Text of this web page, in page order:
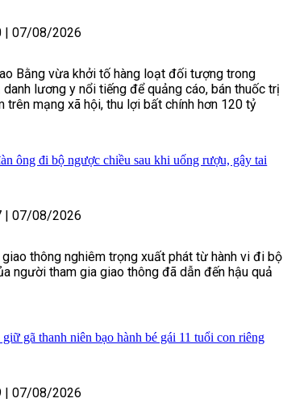
07/08/2026
Bằng vừa khởi tố hàng loạt đối tượng trong
lương y nổi tiếng để quảng cáo, bán thuốc trị
trên mạng xã hội, thu lợi bất chính hơn 120 tỷ
ông đi bộ ngược chiều sau khi uống rượu, gây tai
07/08/2026
thông nghiêm trọng xuất phát từ hành vi đi bộ
người tham gia giao thông đã dẫn đến hậu quả
gã thanh niên bạo hành bé gái 11 tuổi con riêng
| 07/08/2026